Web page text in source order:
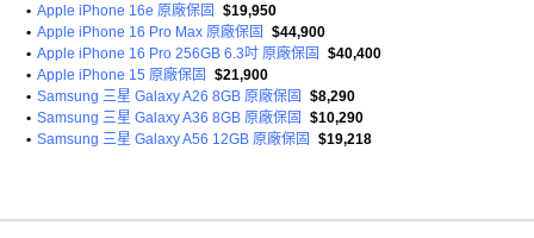
• Apple iPhone 16e 原廠保固
$19,950
• Apple iPhone 16 Pro Max 原廠保固
$44,900
• Apple iPhone 16 Pro 256GB 6.3吋 原廠保固
$40,400
• Apple iPhone 15 原廠保固
$21,900
• Samsung 三星 Galaxy A26 8GB 原廠保固
$8,290
• Samsung 三星 Galaxy A36 8GB 原廠保固
$10,290
• Samsung 三星 Galaxy A56 12GB 原廠保固 $19,218